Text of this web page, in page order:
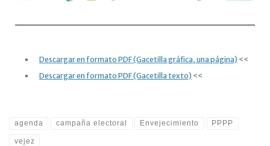
Descargar en formato PDF (Gacetilla gráfica, una página) <<
Descargar en formato PDF (Gacetilla texto) <<
agenda campaña electoral Envejecimiento PPPP
vejez